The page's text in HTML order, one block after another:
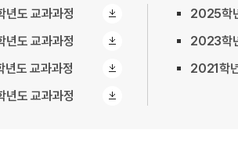
도 교과과정
2025학
도 교과과정
2023학
도 교과과정
2021학
도 교과과정